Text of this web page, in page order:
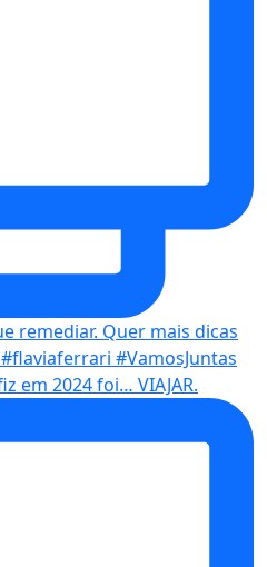
em 2024 foi… VIAJAR.